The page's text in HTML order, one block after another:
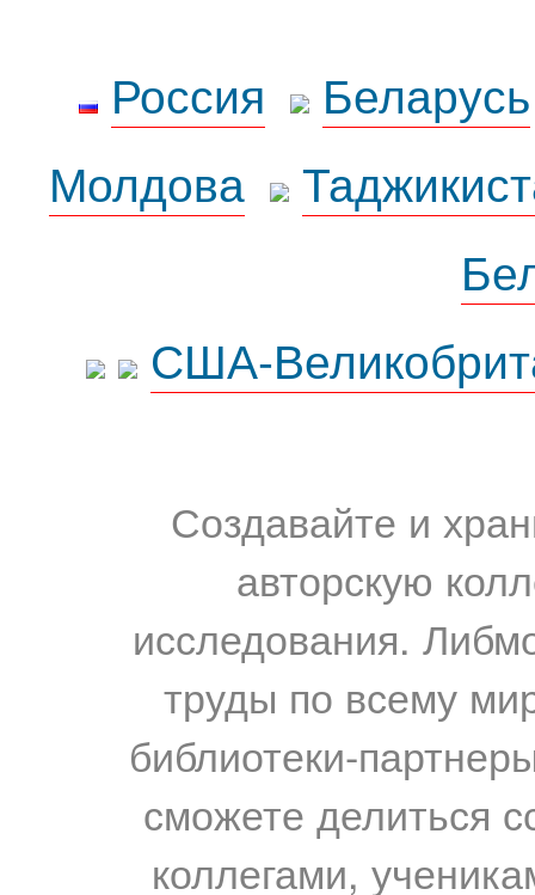
Россия
Беларусь
Молдова
США-
Создавайте и
авторскую
исследования.
труды по всему
библиотеки-
сможете делиться
коллегами,